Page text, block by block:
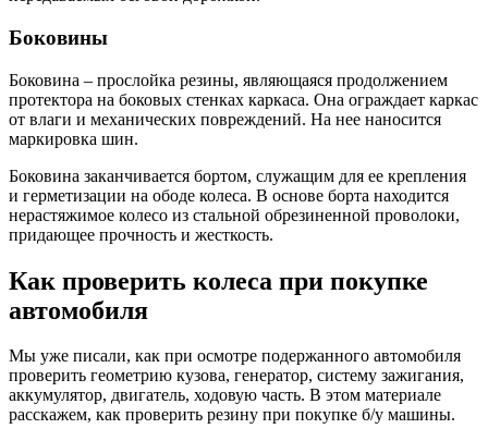
Боковины
Боковина – прослойка резины, являющаяся продолжением
протектора на боковых стенках каркаса. Она ограждает каркас
от влаги и механических повреждений. На нее наносится
маркировка шин.
Боковина заканчивается бортом, служащим для ее крепления
и герметизации на ободе колеса. В основе борта находится
нерастяжимое колесо из стальной обрезиненной проволоки,
придающее прочность и жесткость.
Как проверить колеса при покупке
автомобиля
Мы уже писали, как при осмотре подержанного автомобиля
проверить геометрию кузова, генератор, систему зажигания,
аккумулятор, двигатель, ходовую часть. В этом материале
расскажем, как проверить резину при покупке б/у машины.